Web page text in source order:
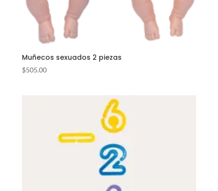
Muñecos sexuados 2 piezas
$505.00